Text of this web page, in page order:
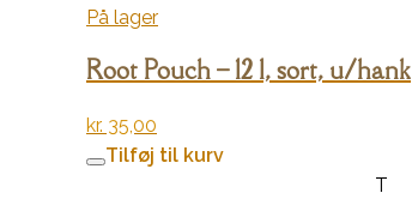
På lager
Root Pouch – 12 l, sort, u/hank
kr. 35,00
Tilføj til kurv
T